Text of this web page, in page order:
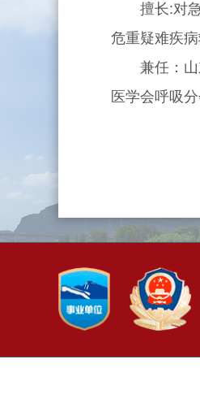
擅长:对急
危重疑难疾
兼任：山东
医学会呼吸